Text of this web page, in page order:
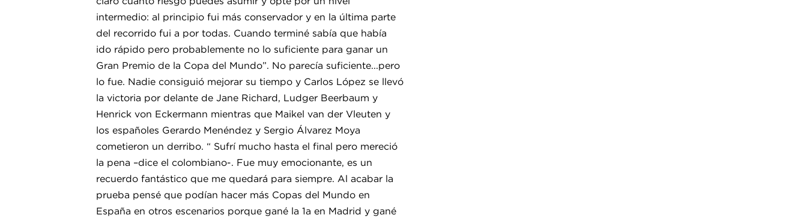
intermedio: al principio fui más conservador y en la última parte
del recorrido fui a por todas. Cuando terminé sabía que había
ido rápido pero probablemente no lo suficiente para ganar un
Gran Premio de la Copa del Mundo”. No parecía suficiente...pero
lo fue. Nadie consiguió mejorar su tiempo y Carlos López se llevó
la victoria por delante de Jane Richard, Ludger Beerbaum y
Henrick von Eckermann mientras que Maikel van der Vleuten y
los españoles Gerardo Menéndez y Sergio Álvarez Moya
cometieron un derribo. “ Sufrí mucho hasta el final pero mereció
la pena –dice el colombiano-. Fue muy emocionante, es un
recuerdo fantástico que me quedará para siempre. Al acabar la
prueba pensé que podían hacer más Copas del Mundo en
España en otros escenarios porque gané la 1a en Madrid y gané